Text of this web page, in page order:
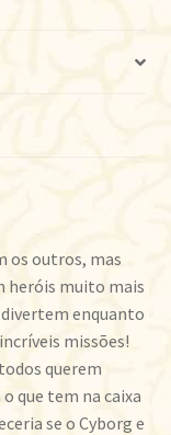
os outros, mas
heróis muito mais
divertem enquanto
missões!
querem
que tem na caixa
se o Cyborg e